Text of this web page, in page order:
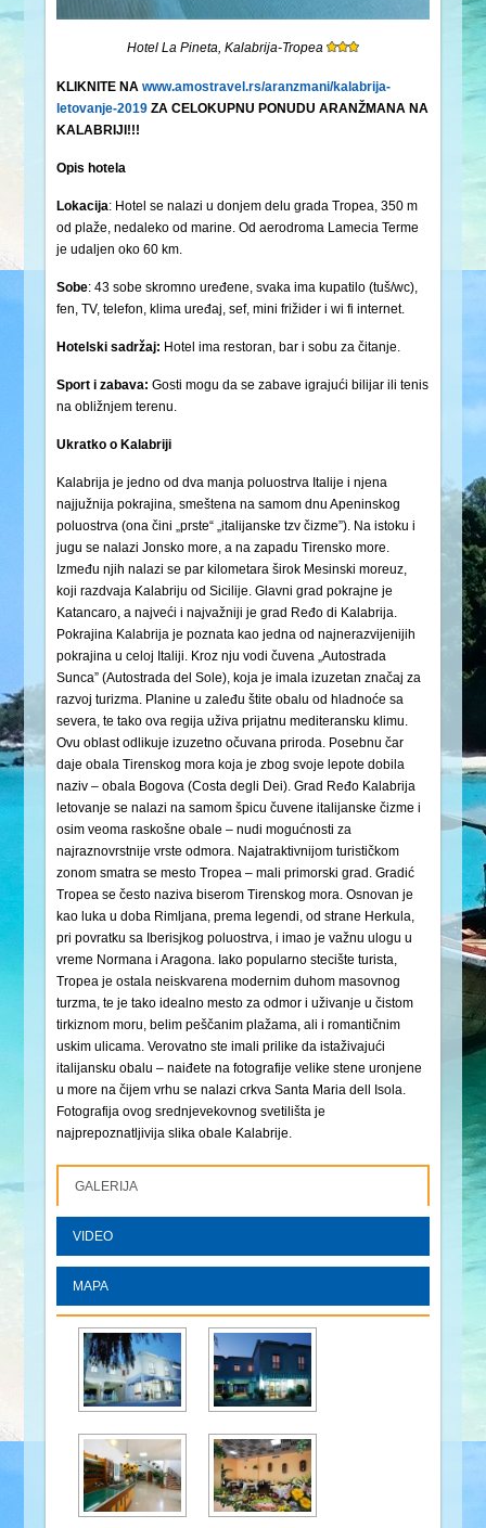
Hotel La Pineta, Kalabrija-Tropea
KLIKNITE NAwww.amostravel.rs/aranzmani/kalabrija-
letovanje-2019 ZA CELOKUPNU PONUDU ARANŽMANA NA
KALABRIJI!!!
Opis hotela
Lokacija: Hotel se nalazi u donjem delu grada Tropea, 350 m
od plaže, nedaleko od marine. Od aerodroma Lamecia Terme
je udaljen oko 60 km.
Sobe: 43 sobe skromno uređene, svaka ima kupatilo (tuš/wc),
fen, TV, telefon, klima uređaj, sef, mini frižider i wi fi internet.
Hotelski sadržaj: Hotel ima restoran, bar i sobu za čitanje.
Sport i zabava: Gosti mogu da se zabave igrajući bilijar ili tenis
na obližnjem terenu.
Ukratko o Kalabriji
Kalabrija je jedno od dva manja poluostrva Italije i njena
najjužnija pokrajina, smeštena na samom dnu Apeninskog
poluostrva (ona čini „prste“ „italijanske tzv čizme”). Na istoku i
jugu se nalazi Jonsko more, a na zapadu Tirensko more.
Između njih nalazi se par kilometara širok Mesinski moreuz,
koji razdvaja Kalabriju od Sicilije. Glavni grad pokrajne je
Katancaro, a najveći i najvažniji je grad Ređo di Kalabrija.
Pokrajina Kalabrija je poznata kao jedna od najnerazvijenijih
pokrajina u celoj Italiji. Kroz nju vodi čuvena „Autostrada
Sunca” (Autostrada del Sole), koja je imala izuzetan značaj za
razvoj turizma. Planine u zaleđu štite obalu od hladnoće sa
severa, te tako ova regija uživa prijatnu mediteransku klimu.
Ovu oblast odlikuje izuzetno očuvana priroda. Posebnu čar
daje obala Tirenskog mora koja je zbog svoje lepote dobila
naziv – obala Bogova (Costa degli Dei). Grad Ređo Kalabrija
letovanje se nalazi na samom špicu čuvene italijanske čizme i
osim veoma raskošne obale – nudi mogućnosti za
najraznovrstnije vrste odmora. Najatraktivnijom turističkom
zonom smatra se mesto Tropea – mali primorski grad. Gradić
Tropea se često naziva biserom Tirenskog mora. Osnovan je
kao luka u doba Rimljana, prema legendi, od strane Herkula,
pri povratku sa Iberisjkog poluostrva, i imao je važnu ulogu u
vreme Normana i Aragona. Iako popularno stecište turista,
Tropea je ostala neiskvarena modernim duhom masovnog
turzma, te je tako idealno mesto za odmor i uživanje u čistom
tirkiznom moru, belim peščanim plažama, ali i romantičnim
uskim ulicama. Verovatno ste imali prilike da istaživajući
italijansku obalu – naiđete na fotografije velike stene uronjene
u more na čijem vrhu se nalazi crkva Santa Maria dell Isola.
Fotografija ovog srednjevekovnog svetilišta je
najprepoznatljivija slika obale Kalabrije.
GALERIJA
VIDEO
MAPA